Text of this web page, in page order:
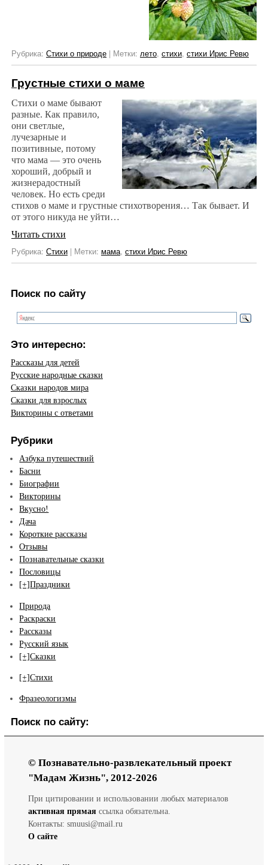
Рубрика: Стихи о природе | Метки: лето, стихи, стихи Ирис Ревю
Грустные стихи о маме
Стихи о маме бывают
разные. Как правило,
они светлые,
лучезарные и
позитивные, потому
что мама — это очень
хороший, добрый и
жизнерадостный
человек. Но есть среди
стихов о маме и грустные стихотворения… Так бывает. И
от этого никуда не уйти…
Читать стихи
Рубрика: Стихи | Метки: мама, стихи Ирис Ревю
Поиск по сайту
Это интересно:
Рассказы для детей
Русские народные сказки
Сказки народов мира
Сказки для взрослых
Викторины с ответами
Рубрики
Азбука путешествий
Басни
Биографии
Викторины
Вкусно!
Дача
Короткие рассказы
Отзывы
Познавательные сказки
Пословицы
[+]Праздники
Природа
Раскраски
Рассказы
Русский язык
[+]Сказки
[+]Стихи
Фразеологизмы
Поиск по сайту:
© Познавательно-развлекательный проект
"Мадам Жизнь", 2012-2026
При цитировании и использовании любых материалов
активная прямая ссылка обязательна.
Контакты: smuusi@mail.ru
О сайте